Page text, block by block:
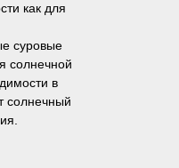
как для
суровые
солнечной
в
солнечный